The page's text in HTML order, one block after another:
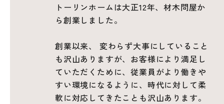
トーリンホームは大正12年、材木問屋か
ら創業しました。
創業以来、
変わらず大事にしていること
も沢山ありますが、お客様により満足し
ていただくために、従業員がより働きや
すい環境になるように、 時代に対して柔
軟に対応してきたことも沢山あります。